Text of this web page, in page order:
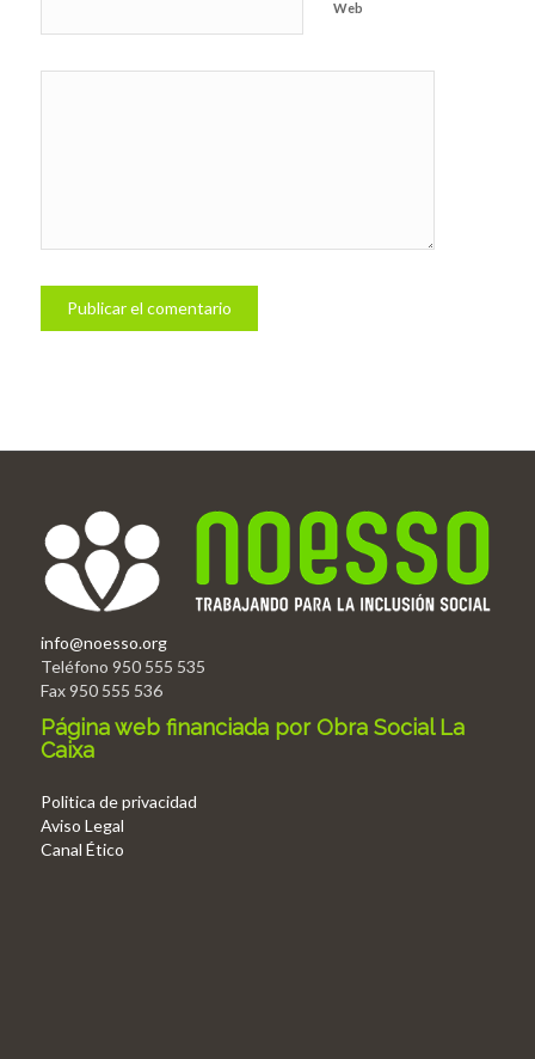
Web
info@noesso.org
Teléfono 950 555 535
Fax 950 555 536
Página web financiada por Obra Social La
Caixa
Politica de privacidad
Aviso Legal
Canal Ético